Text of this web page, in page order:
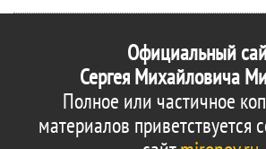
Официальный
Сергея Михайловича
Полное или частичное
материалов приветствуется